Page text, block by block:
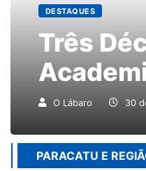
DESTAQUES
O Lábaro 30 de julho de
PARACATU E